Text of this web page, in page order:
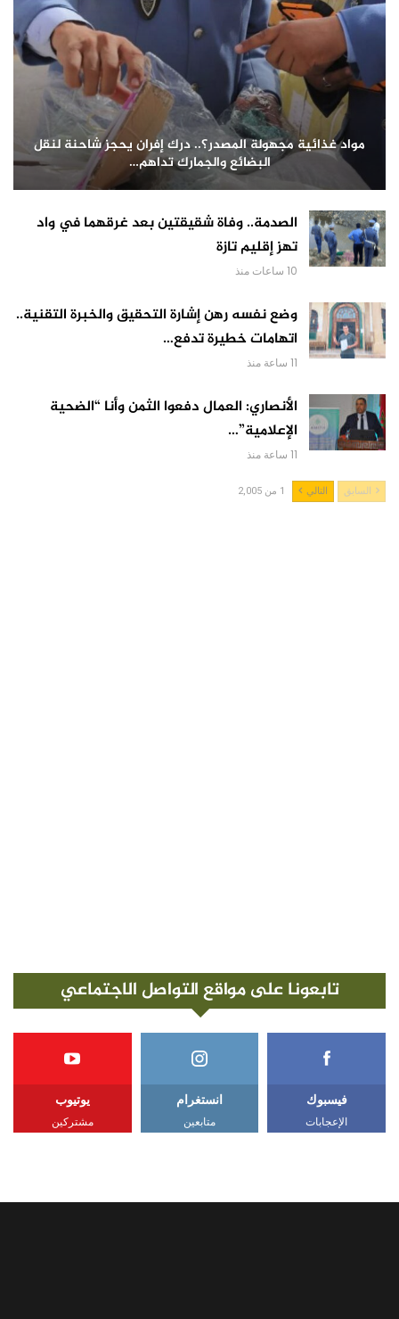
مواد غذائية مجهولة المصدر؟.. درك إفران يحجز شاحنة لنقل
البضائع والجمارك تداهم…
الصدمة.. وفاة شقيقتين بعد غرقهما في واد
تهز إقليم تازة
10 ساعات منذ
وضع نفسه رهن إشارة التحقيق والخبرة التقنية..
اتهامات خطيرة تدفع…
11 ساعة منذ
الأنصاري: العمال دفعوا الثمن وأنا “الضحية
الإعلامية”…
11 ساعة منذ
السابق التالي 1 من 2,005
تابعونا على مواقع التواصل الاجتماعي
فيسبوك
الإعجابات
انستغرام
متابعين
يوتيوب
مشتركين